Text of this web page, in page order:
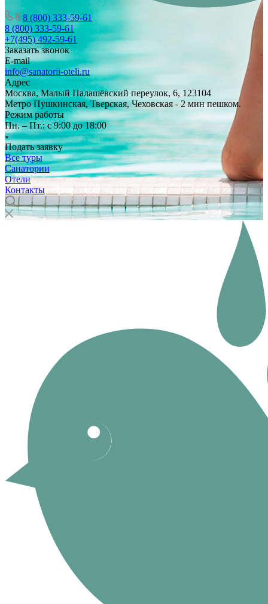
8 (800) 333-59-61
8 (800) 333-59-61
+7(495) 492-59-61
Заказать звонок
E-mail
info@sanatorii-oteli.ru
Адрес
Москва, Малый Палашёвский переулок, 6, 123104
Метро Пушкинская, Тверская, Чеховская - 2 мин пешком.
Режим работы
Пн. – Пт.: с 9:00 до 18:00
Подать заявку
Все туры
Санатории
Отели
Контакты